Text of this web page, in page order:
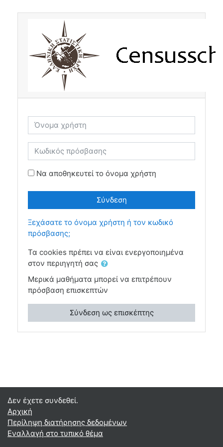
Όνομα χρήστη
Κωδικός πρόσβασης
Να αποθηκευτεί το όνομα χρήστη
Σύνδεση
Ξεχάσατε το όνομα χρήστη ή τον κωδικό
πρόσβασης;
Τα cookies πρέπει να είναι ενεργοποιημένα
στον περιηγητή σας
Μερικά μαθήματα μπορεί να επιτρέπουν
πρόσβαση επισκεπτών
Σύνδεση ως επισκέπτης
Δεν έχετε συνδεθεί.
Αρχική
Περίληψη διατήρησης δεδομένων
Εναλλαγή στο τυπικό θέμα